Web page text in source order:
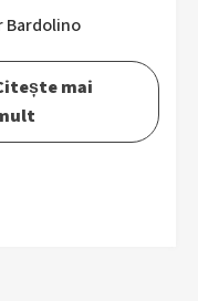
Bardolino
mai